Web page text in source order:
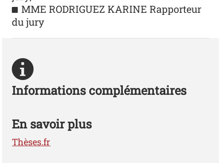
MME RODRIGUEZ KARINE Rapporteur
du jury
Informations complémentaires
En savoir plus
Thèses.fr